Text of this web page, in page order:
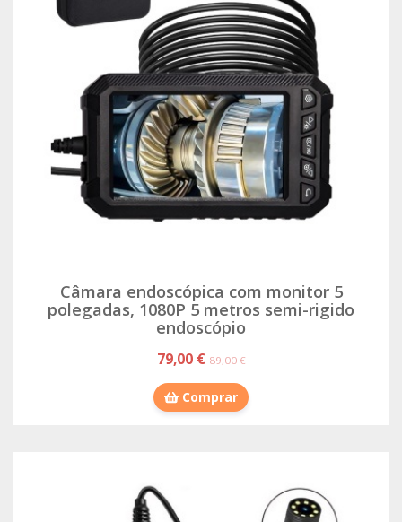
Câmara endoscópica com monitor 5
polegadas, 1080P 5 metros semi-rigido
endoscópio
79,00 €89,00 €
Comprar